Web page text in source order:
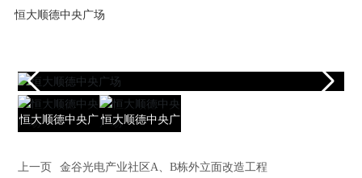
恒大顺德中央广场
恒大顺德中央广恒大顺德中央广
上一页
金谷光电产业社区A、B栋外立面改造工程